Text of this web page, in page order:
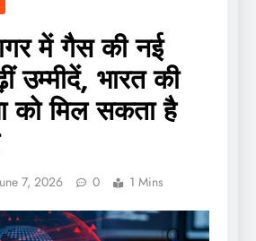
में गैस की नई
उम्मीदें, भारत की
को मिल सकता है
7, 2026 0 1 Mins